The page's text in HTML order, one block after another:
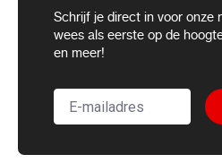
Schrijf je direct in voor onze
wees als eerste op de
en meer!